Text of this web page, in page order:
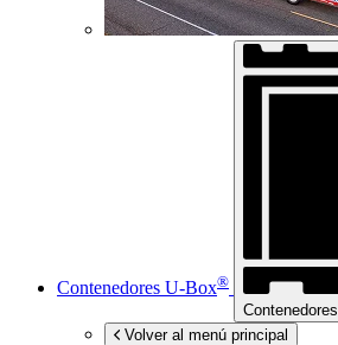
Contenedores U-Box®
Contenedores
Volver al menú principal